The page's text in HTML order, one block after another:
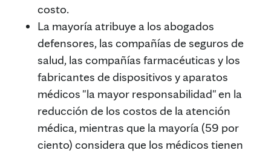
costo.
La mayoría atribuye a los abogados
defensores, las compañías de seguros de
salud, las compañías farmacéuticas y los
fabricantes de dispositivos y aparatos
médicos "la mayor responsabilidad" en la
reducción de los costos de la atención
médica, mientras que la mayoría (59 por
ciento) considera que los médicos tienen